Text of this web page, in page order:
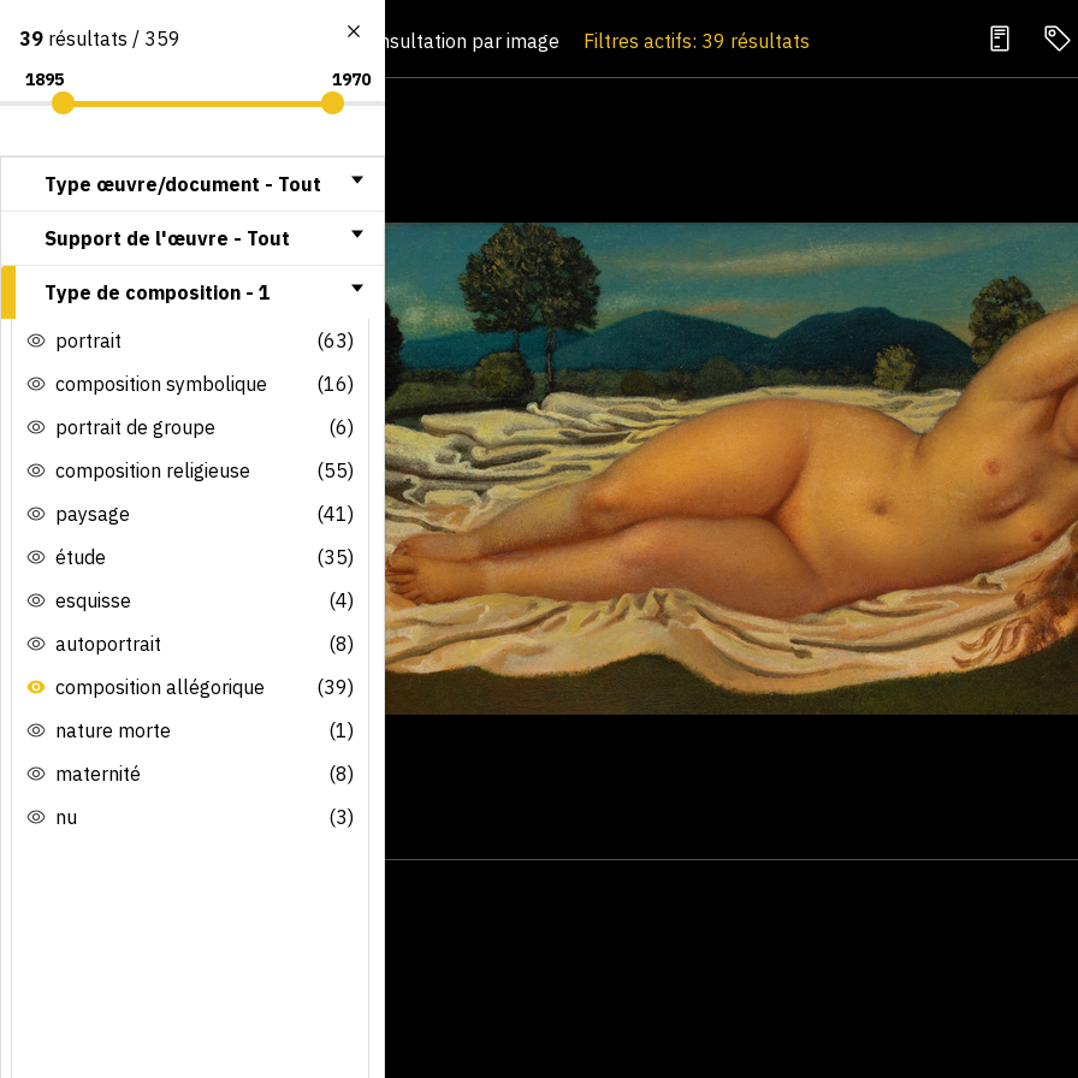
Consultation par image Filtres actifs: 39 résultats
39 résultats / 359
Type œuvre/document - Tout
Support de l'œuvre - Tout
Type de composition - 1
portrait
(63)
composition symbolique
(16)
portrait de groupe
(6)
composition religieuse
(55)
paysage
(41)
étude
(35)
esquisse
(4)
autoportrait
(8)
composition allégorique
(39)
nature morte
(1)
maternité
(8)
nu
(3)